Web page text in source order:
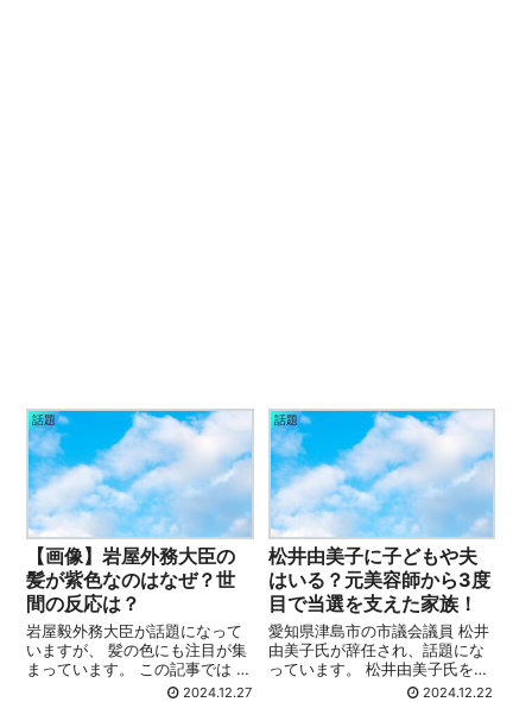
話題
【画像】岩屋外務大臣の
髪が紫色なのはなぜ？世
間の反応は？
岩屋毅外務大臣が話題になって
いますが、 髪の色にも注目が集
まっています。 この記事では ・
【画像】岩屋外務大臣の髪は紫
2024.12.27
話題
松井由美子に子どもや夫
はいる？元美容師から3度
目で当選を支えた家族！
愛知県津島市の市議会議員 松井
由美子氏が辞任され、話題にな
っています。 松井由美子氏を支
えた家族とはどんな家族なので
2024.12.22